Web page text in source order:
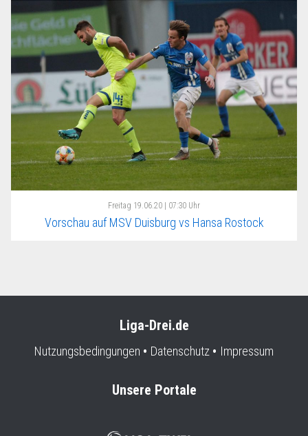
Freitag 19.06.20 | 07:30 Uhr
Vorschau auf MSV Duisburg vs Hansa Rostock
Liga-Drei.de
Nutzungsbedingungen Datenschutz Impressum
Unsere Portale